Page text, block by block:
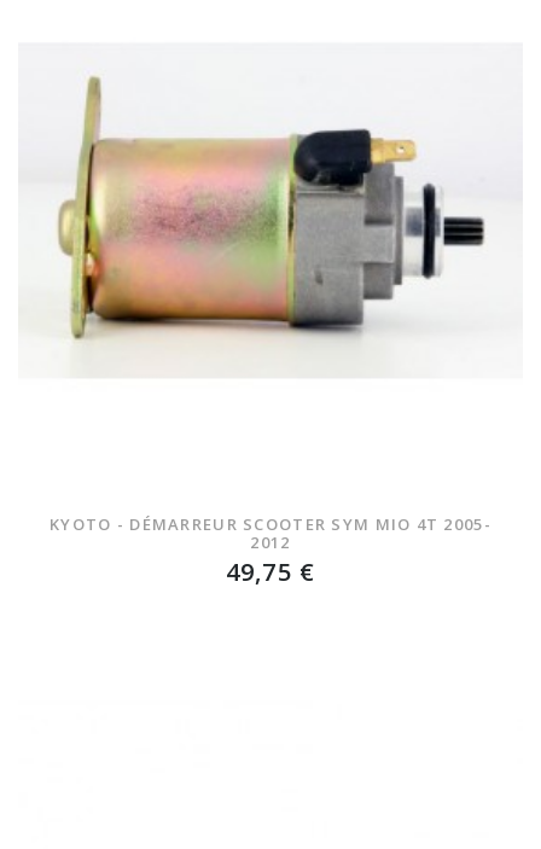
KYOTO - DÉMARREUR SCOOTER SYM MIO 4T 2005-
2012
49,75 €